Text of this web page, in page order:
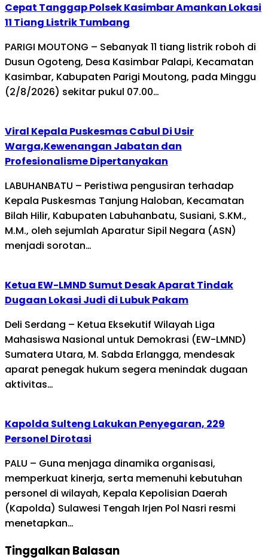
Cepat Tanggap Polsek Kasimbar Amankan Lokasi
11 Tiang Listrik Tumbang
PARIGI MOUTONG – Sebanyak 11 tiang listrik roboh di
Dusun Ogoteng, Desa Kasimbar Palapi, Kecamatan
Kasimbar, Kabupaten Parigi Moutong, pada Minggu
(2/8/2026) sekitar pukul 07.00…
Viral Kepala Puskesmas Cabul Di Usir
Warga,Kewenangan Jabatan dan
Profesionalisme Dipertanyakan
LABUHANBATU – Peristiwa pengusiran terhadap
Kepala Puskesmas Tanjung Haloban, Kecamatan
Bilah Hilir, Kabupaten Labuhanbatu, Susiani, S.KM.,
M.M., oleh sejumlah Aparatur Sipil Negara (ASN)
menjadi sorotan…
Ketua EW-LMND Sumut Desak Aparat Tindak
Dugaan Lokasi Judi di Lubuk Pakam
Deli Serdang – Ketua Eksekutif Wilayah Liga
Mahasiswa Nasional untuk Demokrasi (EW-LMND)
Sumatera Utara, M. Sabda Erlangga, mendesak
aparat penegak hukum segera menindak dugaan
aktivitas…
Kapolda Sulteng Lakukan Penyegaran, 229
Personel Dirotasi
PALU – Guna menjaga dinamika organisasi,
memperkuat kinerja, serta memenuhi kebutuhan
personel di wilayah, Kepala Kepolisian Daerah
(Kapolda) Sulawesi Tengah Irjen Pol Nasri resmi
menetapkan…
Tinggalkan Balasan